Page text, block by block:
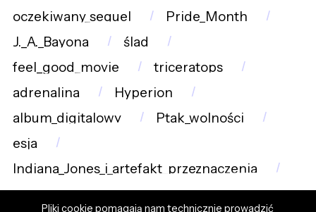
oczekiwany_sequel
Pride_Month
J._A._Bayona
ślad
feel_good_movie
triceratops
adrenalina
Hyperion
album_digitalowy
Ptak_wolności
esja
Indiana_Jones_i_artefakt_przeznaczenia
Pliki cookie pomagają nam technicznie prowadzić